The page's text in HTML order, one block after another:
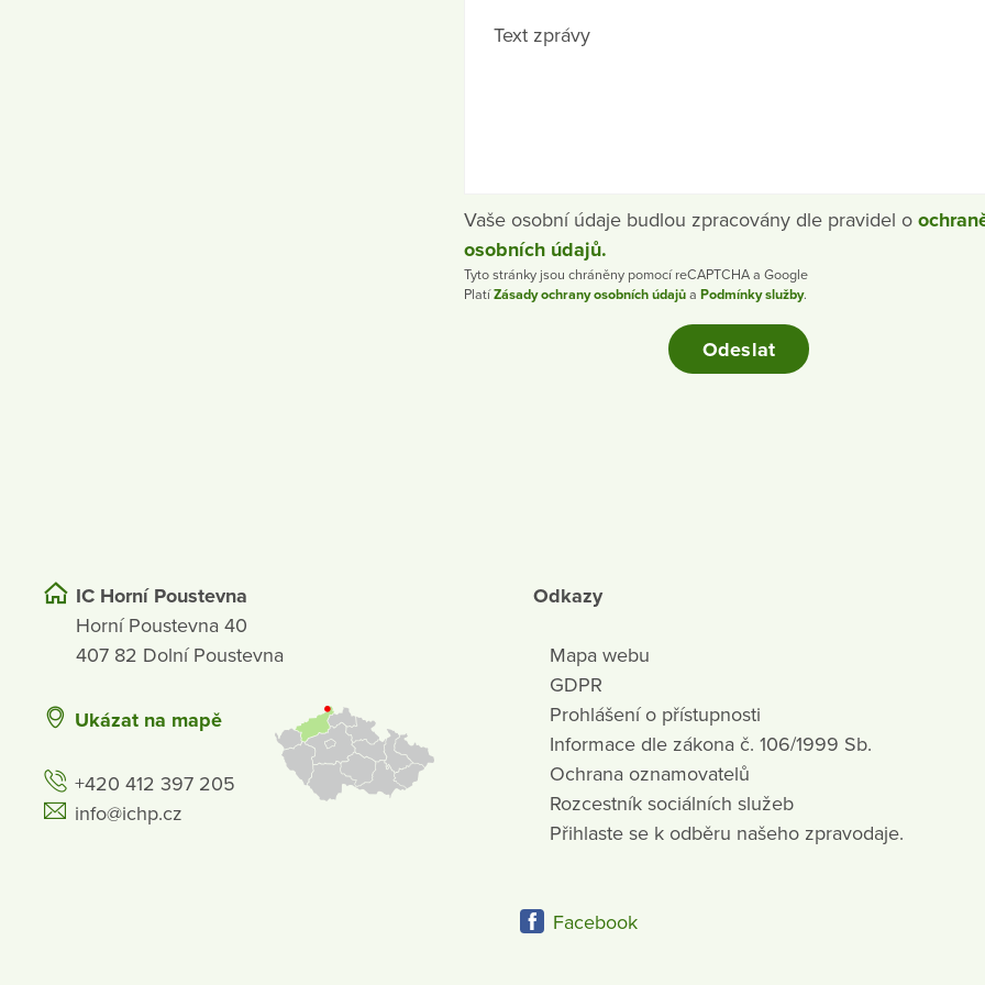
Text zprávy
Vaše osobní údaje budlou zpracovány dle pravidel o
osobních údajů.
Tyto stránky jsou chráněny pomocí reCAPTCHA a Google
PlatíZásady ochrany osobních údajůa Podmínky služby.
IC Horní Poustevna
Horní Poustevna 40
407 82 Dolní Poustevna
Ukázat na mapě
+420 412 397 205
info@ichp.cz
Odkazy
Mapa webu
GDPR
Prohlášení o přístupnosti
Informace dle zákona č. 106/1999 Sb.
Ochrana oznamovatelů
Rozcestník sociálních služeb
Přihlaste se k odběru našeho zpravodaje.
Facebook